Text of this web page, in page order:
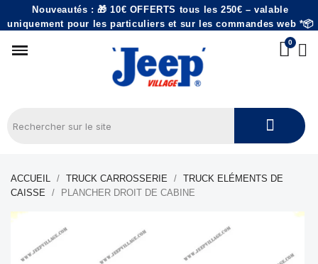
Nouveautés : 🎁 10€ OFFERTS tous les 250€ – valable
uniquement pour les particuliers et sur les commandes web *📦
ACCUEIL TRUCK CARROSSERIE
TRUCK ELÉMENTS DE
CAISSE
PLANCHER DROIT DE CABINE